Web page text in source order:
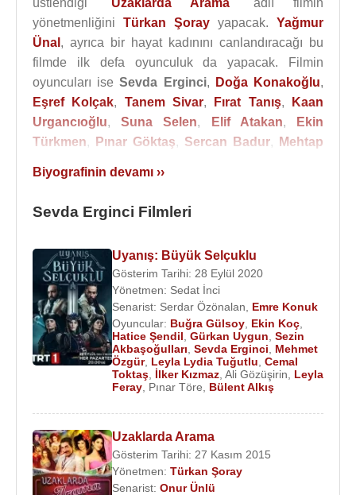
üstlendiği " Uzaklarda Arama " adlı filmin
yönetmenliğini Türkan Şoray yapacak. Yağmur
Ünal , ayrıca bir hayat kadınını canlandıracağı bu
filmde ilk defa oyunculuk da yapacak. Filmin
oyuncuları iseSevda Erginci, Doğa Konakoğlu,
Eşref Kolçak, Tanem Sivar, Fırat Tanış,
Kaan
Urgancıoğlu,Suna Selen, Elif Atakan, Ekin
Türkmen, Pınar Göktaş, Sercan Badur, Mehtap
2015 - Uzaklarda Arama (sinema)
2012 - Veda (Lamia) (TV Dizisi)
2012 - Koyu Kırmızı (Ayşe) (TV Dizisi)
Kaynak:Biyografiler.com
Biyografinin devamı ››
Sevda Erginci Filmleri
Uyanış: Büyük Selçuklu
Gösterim Tarihi: 28 Eylül 2020
Yönetmen: Sedat İnci
Senarist: Serdar Özönalan
Emre Konuk
Oyuncular: Buğra Gülsoy Ekin Koç
Hatice Şendil Gürkan Uygun Sezin
Akbaşoğulları Sevda Erginci
Mehmet
Özgür, Leyla Lydia Tuğutlu Cemal
Toktaş İlker Kızmaz Ali Gözüşirin
Leyla
Feray Pınar Töre Bülent Alkış
Uzaklarda Arama
Gösterim Tarihi: 27 Kasım 2015
Yönetmen: Türkan Şoray
Senarist: Onur Ünlü